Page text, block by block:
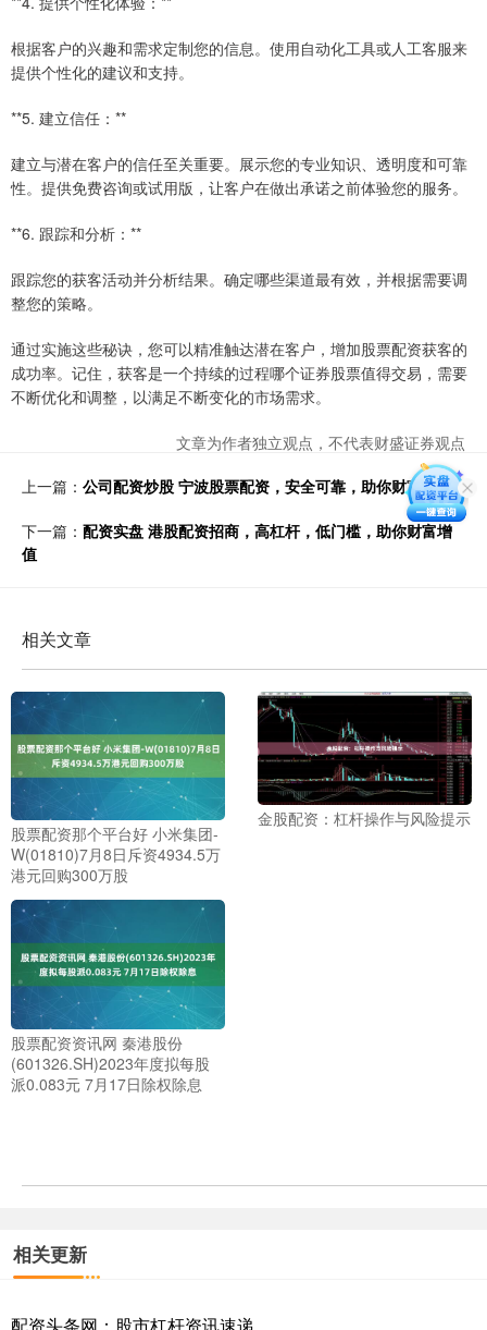
根据客户的兴趣和需求定制您的信息。使用自动化工具或人工客服来
提供个性化的建议和支持。
**5. 建立信任：**
建立与潜在客户的信任至关重要。展示您的专业知识、透明度和可靠
性。提供免费咨询或试用版，让客户在做出承诺之前体验您的服务。
**6. 跟踪和分析：**
跟踪您的获客活动并分析结果。确定哪些渠道最有效，并根据需要调
整您的策略。
通过实施这些秘诀，您可以精准触达潜在客户，增加股票配资获客的
成功率。记住，获客是一个持续的过程哪个证券股票值得交易，需要
不断优化和调整，以满足不断变化的市场需求。
文章为作者独立观点，不代表财盛证券观点
上一篇： 公司配资炒股 宁波股票配资，安全可靠，助你财富增值
下一篇： 配资实盘 港股配资招商，高杠杆，低门槛，助你财富增
值
相关文章
股票配资那个平台好 小米集团-
W(01810)7月8日斥资4934.5万
港元回购300万股
金股配资：杠杆操作与风险提示
股票配资资讯网 秦港股份
(601326.SH)2023年度拟每股
派0.083元 7月17日除权除息
相关更新
配资头条网：股市杠杆资讯速递